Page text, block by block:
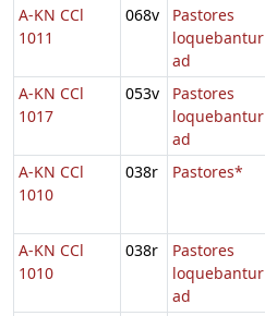
A-KN CCl
1011
068v
Pastores
loquebantur
ad
A-KN CCl
1017
053v
Pastores
loquebantur
ad
A-KN CCl
1010
038r Pastores*
A-KN CCl
1010
038r
Pastores
loquebantur
ad